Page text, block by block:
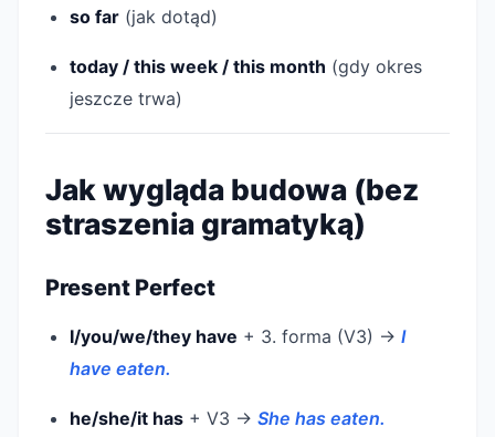
so far(jak dotąd)
today / this week / this month (gdy okres
jeszcze trwa)
Jak wygląda budowa (bez
straszenia gramatyką)
Present Perfect
I/you/we/they have + 3. forma (V3) → I
have eaten.
he/she/it has+ V3 → She has eaten.